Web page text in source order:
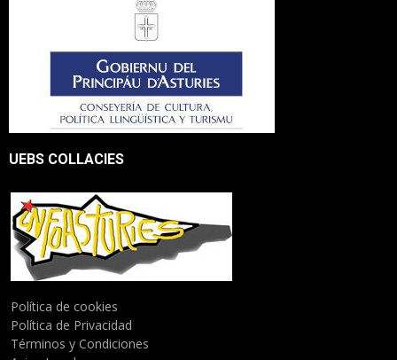
UEBS COLLACIES
Política de cookies
Política de Privacidad
Términos y Condiciones